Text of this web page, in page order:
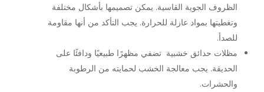
الظروف الجوية القاسية. يمكن تصميمها بأشكال مختلفة
وتغطيتها بمواد عازلة للحرارة. يجب التأكد من أنها مقاومة
للصدأ.
مظلات حدائق خشبية تضفي مظهرًا طبيعيًا ودافئًا على
الحديقة. يجب معالجة الخشب لحمايته من الرطوبة
والحشرات.